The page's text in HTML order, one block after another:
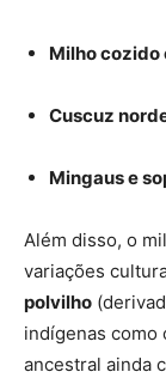
Milho cozido
Cuscuz
Mingaus e
Além disso, o
variações
polvilho
indígenas como
ancestral ainda